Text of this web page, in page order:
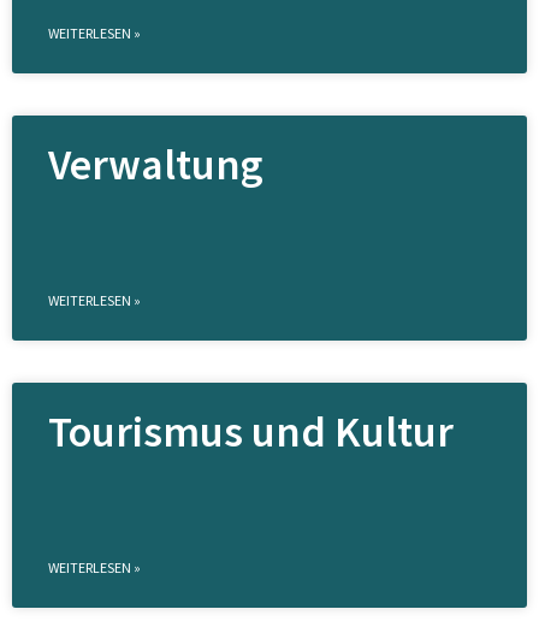
WEITERLESEN »
Verwaltung
WEITERLESEN »
Tourismus und Kultur
WEITERLESEN »